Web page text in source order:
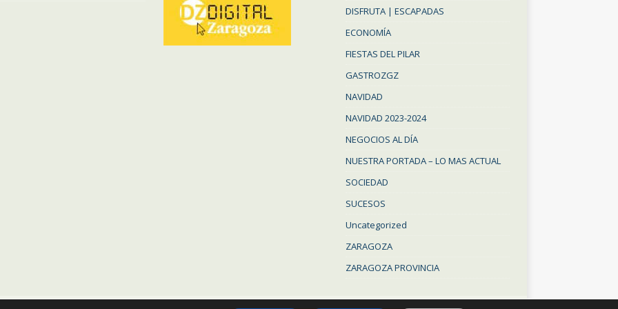
DISFRUTA | ESCAPADAS
ECONOMÍA
FIESTAS DEL PILAR
GASTROZGZ
NAVIDAD
NAVIDAD 2023-2024
NEGOCIOS AL DÍA
NUESTRA PORTADA – LO MAS ACTUAL
SOCIEDAD
SUCESOS
Uncategorized
ZARAGOZA
ZARAGOZA PROVINCIA